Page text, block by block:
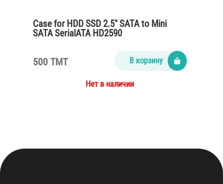
Case for HDD SSD 2.5″ SATA to Mini
SATA SerialATA HD2590
500 TMT В корзину
Нет в наличии